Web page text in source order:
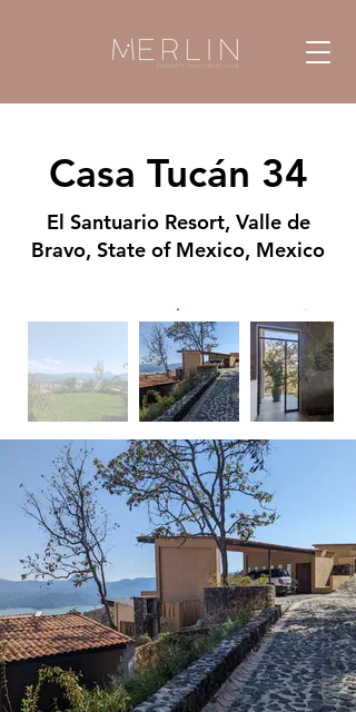
Casa Tucán 34
El Santuario Resort, Valle de
Bravo, State of Mexico, Mexico